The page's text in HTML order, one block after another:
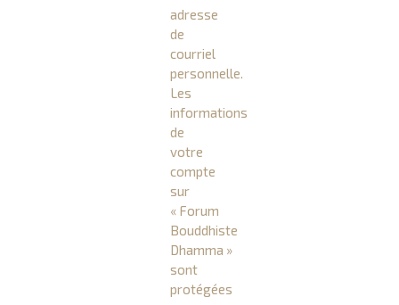
adresse
de
courriel
personnelle.
Les
informations
de
votre
compte
sur
« Forum
Bouddhiste
Dhamma »
sont
protégées